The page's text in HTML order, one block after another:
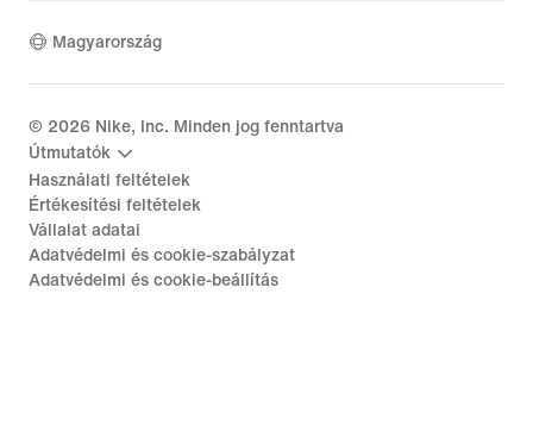
Magyarország
© 2026 Nike, Inc. Minden jog fenntartva
Útmutatók
Használati feltételek
Értékesítési feltételek
Vállalat adatai
Adatvédelmi és cookie-szabályzat
Adatvédelmi és cookie-beállítás